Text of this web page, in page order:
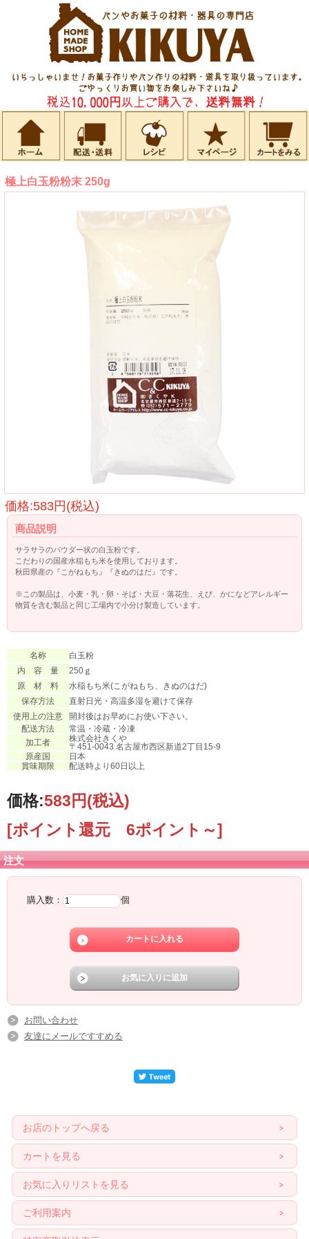
極上白玉粉粉末 250g
価格:583円(税込)
商品説明
サラサラのパウダー状の白玉粉です。
こだわりの国産水稲もち米を使用しております。
秋田県産の『こがねもち』『きぬのはだ』です。
※この製品は、小麦・乳・卵・そば・大豆・落花生、えび、かになどアレルギー
物質を含む製品と同じ工場内で小分け製造しています。
名称
白玉粉
内 容 量
250ｇ
原 材 料
水稲もち米(こがねもち、きぬのはだ)
保存方法
直射日光・高温多湿を避けて保存
使用上の注意
開封後はお早めにお使い下さい。
配送方法
常温・冷蔵・冷凍
加工者
株式会社きくや
〒451-0043 名古屋市西区新道2丁目15-9
原産国
日本
賞味期限
配送時より60日以上
価格:583円(税込)
[ポイント還元 6ポイント～]
注文
購入数： 個
お問い合わせ
友達にメールですすめる
お店のトップへ戻る
カートを見る
お気に入りリストを見る
ご利用案内